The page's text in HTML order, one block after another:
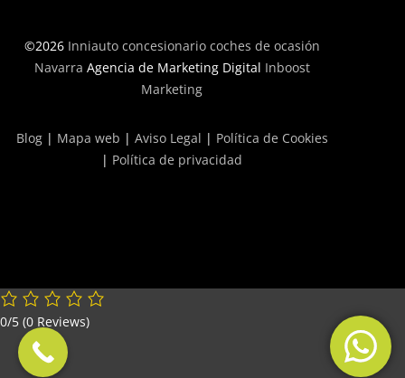
©2026 Inniauto concesionario coches de ocasión
Navarra Agencia de Marketing Digital Inboost
Marketing
Blog| Mapa web | Aviso Legal | Política de Cookies
| Política de privacidad
0/5 (0 Reviews)